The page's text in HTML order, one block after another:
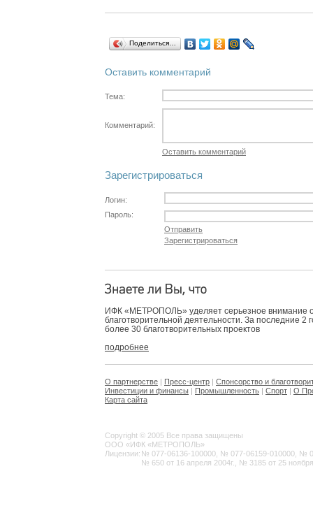
Поделиться…
Оставить комментарий
Тема:
Комментарий:
Оставить комментарий
Зарегистрироваться
Логин:
Пароль:
Отправить
Зарегистрироваться
ИФК «МЕТРОПОЛЬ» уделяет серьезное внимание
благотворительной деятельности. За последние 2
более 30 благотворительных проектов
подробнее
О партнерстве | Пресс-центр | Спонсорство и
Инвестиции и финансы | Промышленность | Спорт | О
Карта сайта
Copyright © 2005 Все права защищены
ООО «ИФК «МЕТРОПОЛЬ»
Лицензии: № 077-06136-100000, № 077-06159-010000, №
№ 650 от 16 апреля 2004г., № 3185 от 25